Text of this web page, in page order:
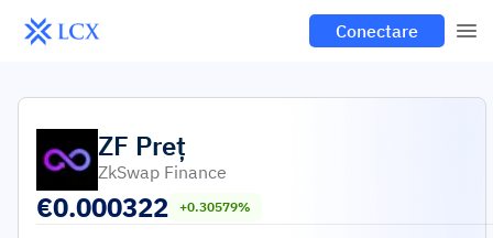
Conectare
ZF Preț
ZkSwap Finance
€0.000322 +0.30579%